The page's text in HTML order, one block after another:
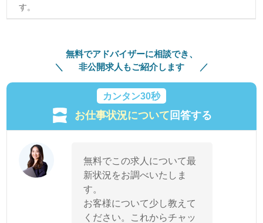
す。
無料でアドバイザーに相談でき、
非公開求人もご紹介します
カンタン30秒
お仕事状況について回答する
無料でこの求人について最
新状況をお調べいたしま
す。
お客様について少し教えて
ください。これからチャッ